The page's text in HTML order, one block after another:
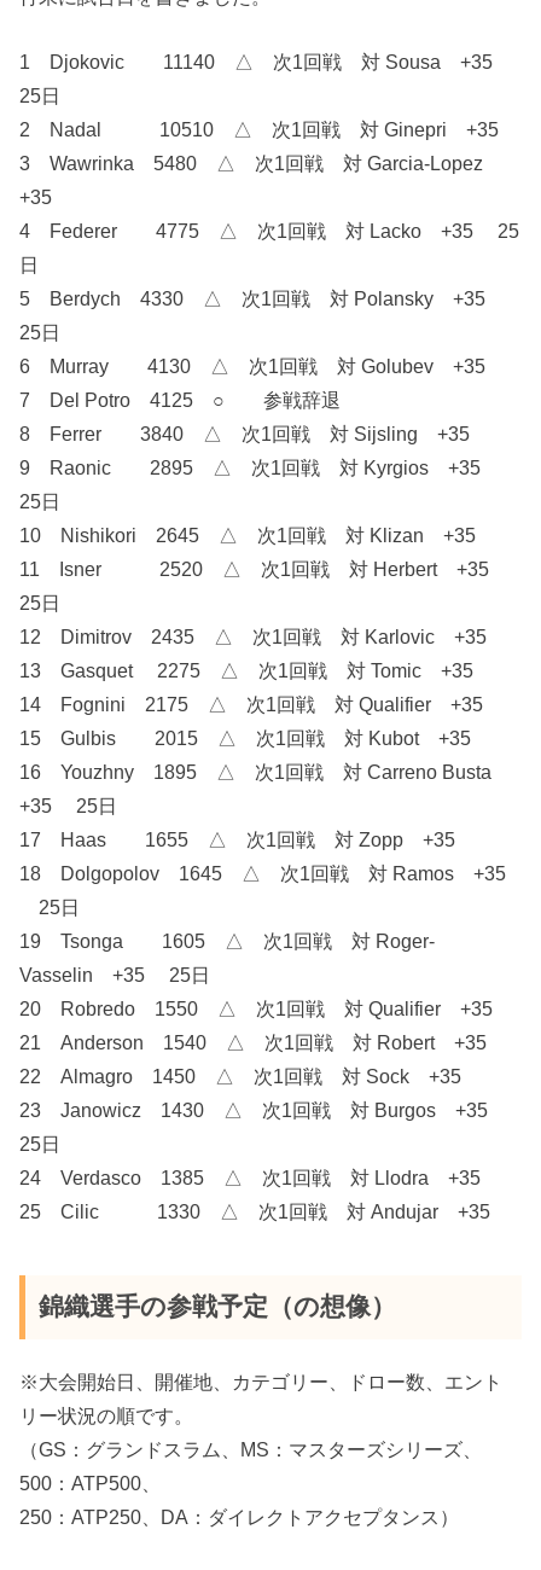
1 Djokovic 11140 △ 次1回戦 対 Sousa +35
25日
2 Nadal 10510 △ 次1回戦 対 Ginepri +35
3 Wawrinka 5480 △ 次1回戦 対 Garcia-Lopez
+35
4 Federer 4775 △ 次1回戦 対 Lacko +35 25
日
5 Berdych 4330 △ 次1回戦 対 Polansky +35
25日
6 Murray 4130 △ 次1回戦 対 Golubev +35
7 Del Potro 4125 ○ 参戦辞退
8 Ferrer 3840 △ 次1回戦 対 Sijsling +35
9 Raonic 2895 △ 次1回戦 対 Kyrgios +35
25日
10 Nishikori 2645 △ 次1回戦 対 Klizan +35
11 Isner 2520 △ 次1回戦 対 Herbert +35
25日
12 Dimitrov 2435 △ 次1回戦 対 Karlovic +35
13 Gasquet 2275 △ 次1回戦 対 Tomic +35
14 Fognini 2175 △ 次1回戦 対 Qualifier +35
15 Gulbis 2015 △ 次1回戦 対 Kubot +35
16 Youzhny 1895 △ 次1回戦 対 Carreno Busta
+35 25日
17 Haas 1655 △ 次1回戦 対 Zopp +35
18 Dolgopolov 1645 △ 次1回戦 対 Ramos +35
25日
19 Tsonga 1605 △ 次1回戦 対 Roger-
Vasselin +35 25日
20 Robredo 1550 △ 次1回戦 対 Qualifier +35
21 Anderson 1540 △ 次1回戦 対 Robert +35
22 Almagro 1450 △ 次1回戦 対 Sock +35
23 Janowicz 1430 △ 次1回戦 対 Burgos +35
25日
24 Verdasco 1385 △ 次1回戦 対 Llodra +35
25 Cilic 1330 △ 次1回戦 対 Andujar +35
錦織選手の参戦予定（の想像）
※大会開始日、開催地、カテゴリー、ドロー数、エント
リー状況の順です。
（GS：グランドスラム、MS：マスターズシリーズ、
500：ATP500、
250：ATP250、DA：ダイレクトアクセプタンス）